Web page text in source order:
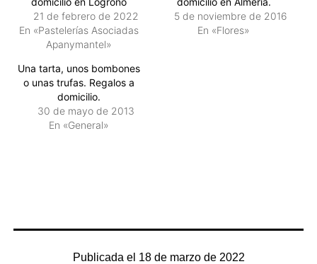
21 de febrero de 2022
En «Pastelerías Asociadas
Apanymantel»
5 de noviembre de 2016
En «Flores»
Una tarta, unos bombones
o unas trufas. Regalos a
domicilio.
30 de mayo de 2013
En «General»
Publicada el 18 de marzo de 2022